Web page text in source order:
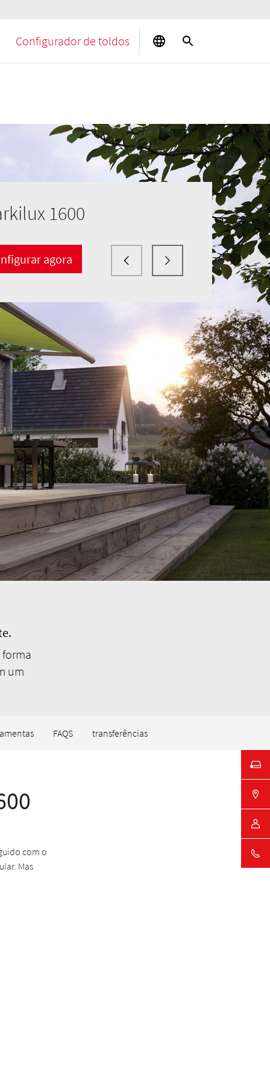
Configurador de toldos
1600
agora
um
FAQS transferências
com o
Mas